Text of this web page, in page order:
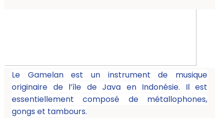
Le Gamelan est un instrument de musique
originaire de l’île de Java en Indonésie. Il est
essentiellement composé de métallophones,
gongs et tambours.